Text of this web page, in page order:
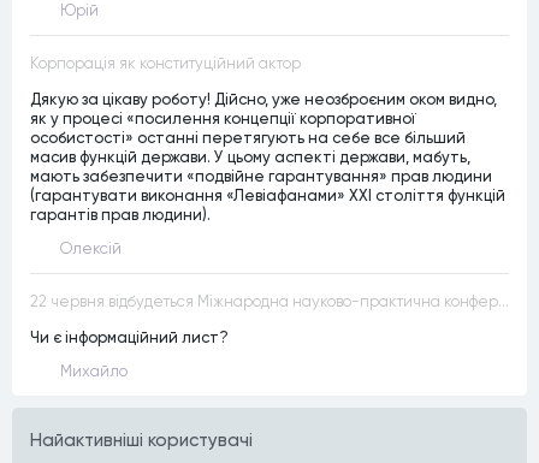
Юрій
Корпорація як конституційний актор
Дякую за цікаву роботу! Дійсно, уже неозброєним оком видно,
як у процесі «посилення концепції корпоративної
особистості» останні перетягують на себе все більший
масив функцій держави. У цьому аспекті держави, мабуть,
мають забезпечити «подвійне гарантування» прав людини
(гарантувати виконання «Левіафанами» ХХІ століття функцій
гарантів прав людини).
Олексій
22 червня відбудеться Міжнародна науково-практична конференція “Конституційна демократія в умовах загроз територіальній цілісності та національній безпеці”
Чи є інформаційний лист?
Михайло
Найактивнiшi користувачi